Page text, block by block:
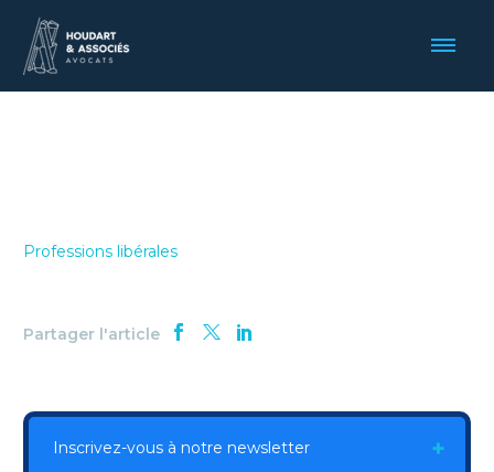
Professions libérales
Partager l'article
Inscrivez-vous à notre newsletter